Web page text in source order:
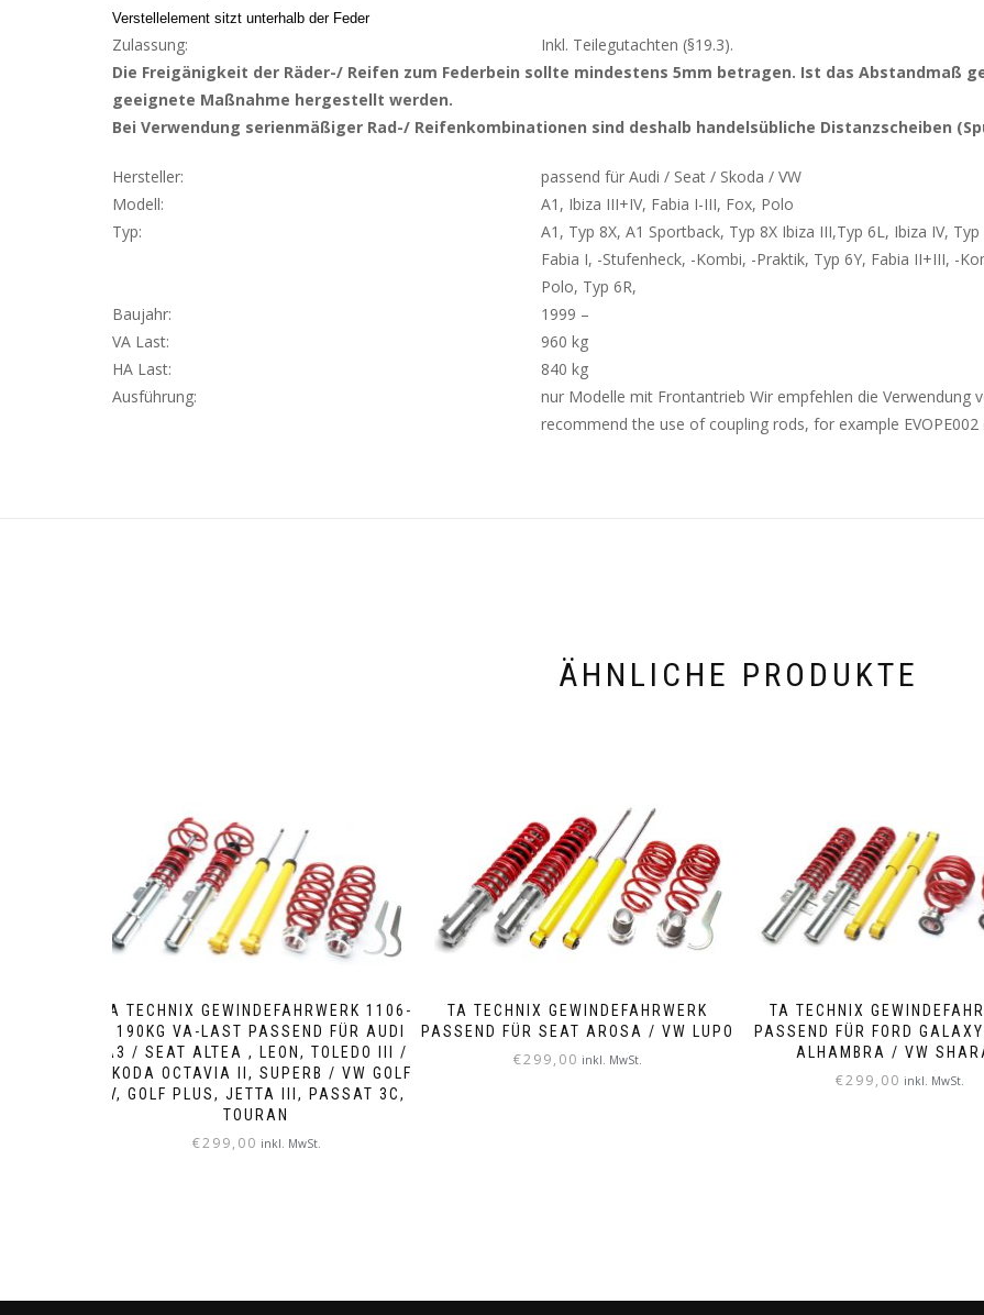
Verstellelement sitzt unterhalb der Feder
Zulassung:
Inkl. Teilegutachten (§19.3).
Die Freigänigkeit der Räder-/ Reifen zum Federbein sollte mindestens 5mm betragen. Ist das Abstandmaß
geeignete Maßnahme hergestellt werden.
Bei Verwendung serienmäßiger Rad-/ Reifenkombinationen sind deshalb handelsübliche Distanzscheiben
Hersteller:
passend für Audi / Seat / Skoda / VW
Modell:
A1, Ibiza III+IV, Fabia I-III, Fox, Polo
Typ:
A1, Typ 8X, A1 Sportback, Typ 8X Ibiza III,Typ 6L, Ibiza IV,
Fabia I, -Stufenheck, -Kombi, -Praktik, Typ 6Y, Fabia II+III, -
Polo, Typ 6R,
Baujahr:
1999 –
VA Last:
960 kg
HA Last:
840 kg
Ausführung:
nur Modelle mit Frontantrieb Wir empfehlen die Verwendung
recommend the use of coupling rods, for example EVOPE002
ÄHNLICHE PRODUKTE
TA TECHNIX GEWINDEFAHRWERK 1106-​
1190KG VA-​LAST PASSEND FÜR AUDI
A3 / SEAT ALTEA , LEON, TOLEDO III /
SKODA OCTAVIA II, SUPERB / VW GOLF
V, GOLF PLUS, JETTA III, PASSAT 3C,
TOURAN
€299,00 inkl. MwSt.
TA TECHNIX GEWINDEFAHRWERK
PASSEND FÜR SEAT AROSA / VW LUPO
€299,00 inkl. MwSt.
TA TECHNIX
PASSEND FÜR FORD
ALHAMBRA / VW
€299,00 inkl. MwSt.